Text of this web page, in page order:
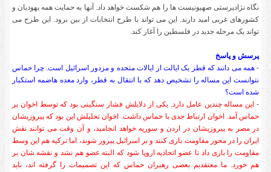
نگاه نژادپرستی صهیونیست ها را هم شکست خواهد داد. آنها به حمایت همه یهودیان و
کشورهای غربی امید دارند. این می تواند با طرح انتخابات از بین برود. این طرح می
تواند یک مرحله جدید در فلسطین را آغاز کند.
پرسش و پاسخ
-همه می دانند که قطر یک ایالت از ایالات متحده و مزدور اسرائیل است. چرا حماس
نتوانست این مساله را تشخیص دهد که با انتقال به قطر، وارد معده هاضمه استکبار
شده است؟
- این مساله چندین عامل دارد. یکی از دلایلش فشار سنگینی بود که توسط اخوان بر
حماس آمد. اخوان ارتباط جدی با حماس داشت. اخوان تحلیلش این بود که پیروزیشان
در مصر به پیروزیشان در اردن و سوریه خواهد انجامید، و آن وقت می توانند نقش
ایران را در محور مقاومت بازی کنند و بر اسرائیل پیروز شوند، اما ترکیه هم این وسط
مقاومت را بازی داد تا عضو اتحادیه اروپا شود که البته عضو هم نشد و نقشه شان بر
هم خورد. ما معتقدیم بعضی رهبران حماس که این تصمیمات را گرفته اند، باید